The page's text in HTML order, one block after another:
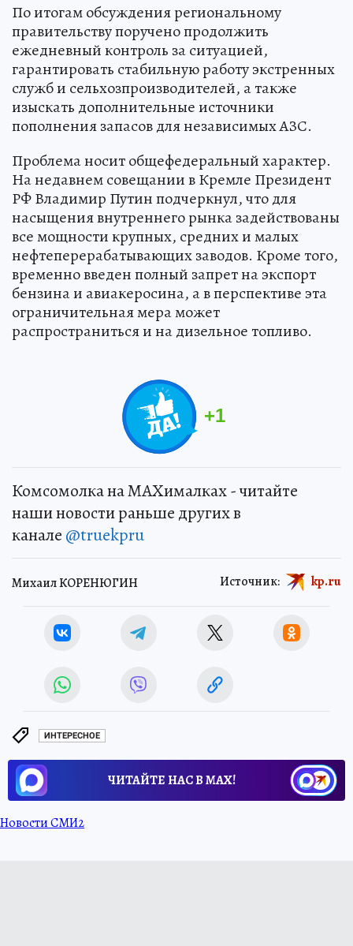
По итогам обсуждения региональному
правительству поручено продолжить
ежедневный контроль за ситуацией,
гарантировать стабильную работу экстренных
служб и сельхозпроизводителей, а также
изыскать дополнительные источники
пополнения запасов для независимых АЗС.
Проблема носит общефедеральный характер.
На недавнем совещании в Кремле Президент
РФ Владимир Путин подчеркнул, что для
насыщения внутреннего рынка задействованы
все мощности крупных, средних и малых
нефтеперерабатывающих заводов. Кроме того,
временно введен полный запрет на экспорт
бензина и авиакеросина, а в перспективе эта
ограничительная мера может
распространиться и на дизельное топливо.
+1
Комсомолка на MAXималках - читайте
наши новости раньше других в
канале @truekpru
Михаил КОРЕНЮГИН Источник: kp.ru
ИНТЕРЕСНОЕ
ЧИТАЙТЕ НАС В МАХ!
Новости СМИ2